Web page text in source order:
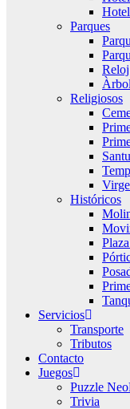
Parques
Religiosos
Históricos
Servicios
Transporte
Tributos
Contacto
Juegos
Puzzle
Trivia